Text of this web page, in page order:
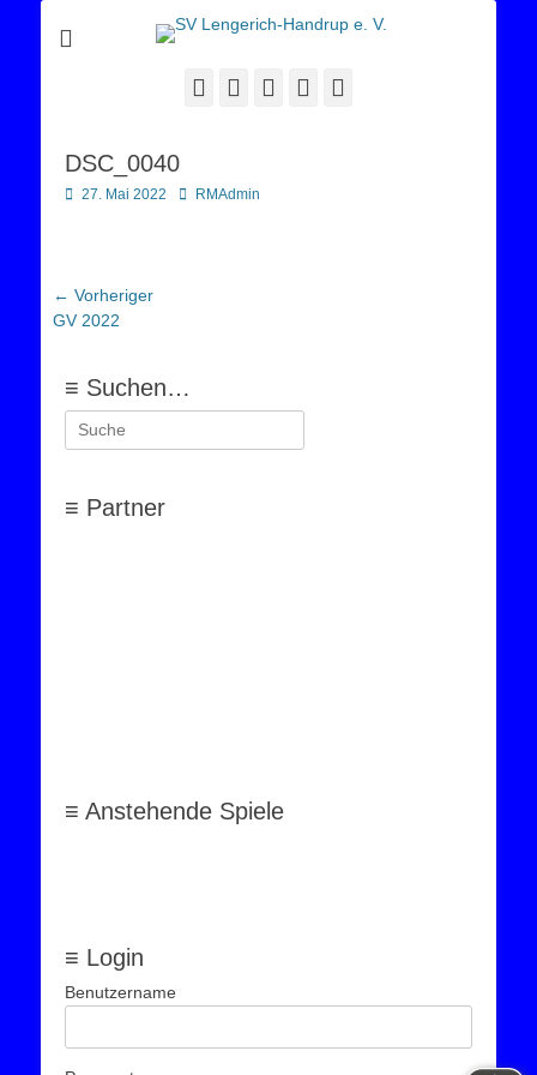
SV Lengerich-
Handrup e. V.
Sportverein Lengerich Handrup
Facebook
Twitter YouTube
DSC_0040
Posted
27. Mai 2022 AutorRMAdmin
Beitragsnavigation
← Vorheriger
Vorheriger
GV 2022
≡ Suchen…
Suchen
nach:
≡ Partner
≡ Anstehende Spiele
≡ Login
Benutzername